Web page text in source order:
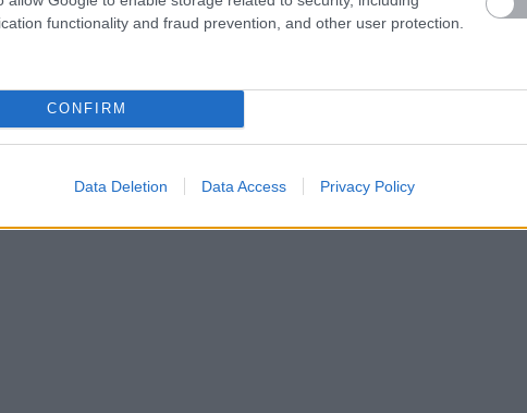
functionality and fraud prevention, and other user protection.
CONFIRM
Data Deletion Data Access Privacy Policy